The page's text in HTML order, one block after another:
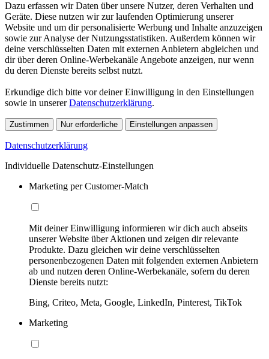
Dazu erfassen wir Daten über unsere Nutzer, deren Verhalten und
Geräte. Diese nutzen wir zur laufenden Optimierung unserer
Website und um dir personalisierte Werbung und Inhalte anzuzeigen
sowie zur Analyse der Nutzungsstatistiken. Außerdem können wir
deine verschlüsselten Daten mit externen Anbietern abgleichen und
dir über deren Online-Werbekanäle Angebote anzeigen, nur wenn
du deren Dienste bereits selbst nutzt.
Erkundige dich bitte vor deiner Einwilligung in den Einstellungen
sowie in unsererDatenschutzerklärung.
Zustimmen Nur erforderliche Einstellungen anpassen
Datenschutzerklärung
Individuelle Datenschutz-Einstellungen
Marketing per Customer-Match
Mit deiner Einwilligung informieren wir dich auch abseits
unserer Website über Aktionen und zeigen dir relevante
Produkte. Dazu gleichen wir deine verschlüsselten
personenbezogenen Daten mit folgenden externen Anbietern
ab und nutzen deren Online-Werbekanäle, sofern du deren
Dienste bereits nutzt:
Bing, Criteo, Meta, Google, LinkedIn, Pinterest, TikTok
Marketing